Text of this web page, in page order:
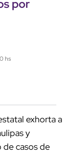
por
hs
exhorta a
y
de casos de